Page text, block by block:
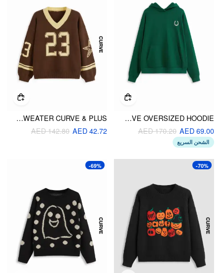
TERRY EMBROIDERY LONG SLEEVE OVERSIZED HOODIE
AED 69.00
AED 170.20
الشحن السريع
KNIT V-NECK 23 GRAPHIC STRIPED CONTRASTING BINDING OVERSIZED SWEATER CURVE & PLUS
AED 42.72
AED 142.80
-70%
-69%